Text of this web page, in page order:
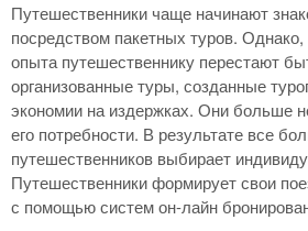
Путешественники чаще начинают
посредством пакетных туров.
опыта путешественнику перестают
организованные туры, созданные
экономии на издержках. Они больше
его потребности. В результате все
путешественников выбирает
Путешественники формирует свои
с помощью систем он-лайн